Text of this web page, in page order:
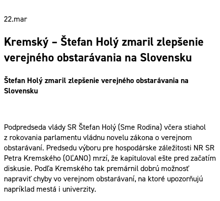
22.mar
Kremský – Štefan Holý zmaril zlepšenie
verejného obstarávania na Slovensku
Štefan Holý zmaril zlepšenie verejného obstarávania na
Slovensku
Podpredseda vlády SR Štefan Holý (Sme Rodina) včera stiahol
z rokovania parlamentu vládnu novelu zákona o verejnom
obstarávaní. Predsedu výboru pre hospodárske záležitosti NR SR
Petra Kremského (OĽANO) mrzí, že kapituloval ešte pred začatím
diskusie. Podľa Kremského tak premárnil dobrú možnosť
napraviť chyby vo verejnom obstarávaní, na ktoré upozorňujú
napríklad mestá i univerzity.